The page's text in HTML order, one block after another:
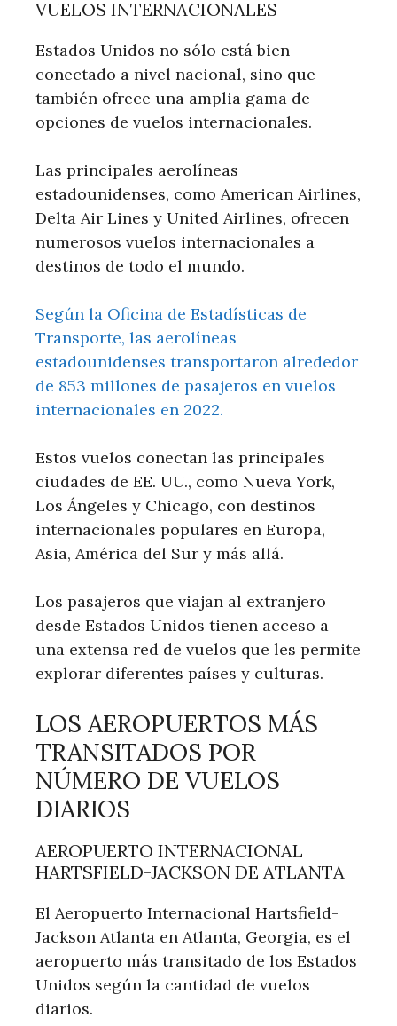
VUELOS INTERNACIONALES
Estados Unidos no sólo está bien
conectado a nivel nacional, sino que
también ofrece una amplia gama de
opciones de vuelos internacionales.
Las principales aerolíneas
estadounidenses, como American Airlines,
Delta Air Lines y United Airlines, ofrecen
numerosos vuelos internacionales a
destinos de todo el mundo.
Según la Oficina de Estadísticas de
Transporte, las aerolíneas
estadounidenses transportaron alrededor
de 853 millones de pasajeros en vuelos
internacionales en 2022.
Estos vuelos conectan las principales
ciudades de EE. UU., como Nueva York,
Los Ángeles y Chicago, con destinos
internacionales populares en Europa,
Asia, América del Sur y más allá.
Los pasajeros que viajan al extranjero
desde Estados Unidos tienen acceso a
una extensa red de vuelos que les permite
explorar diferentes países y culturas.
LOS AEROPUERTOS MÁS
TRANSITADOS POR
NÚMERO DE VUELOS
DIARIOS
AEROPUERTO INTERNACIONAL
HARTSFIELD-JACKSON DE ATLANTA
El Aeropuerto Internacional Hartsfield-
Jackson Atlanta en Atlanta, Georgia, es el
aeropuerto más transitado de los Estados
Unidos según la cantidad de vuelos
diarios.